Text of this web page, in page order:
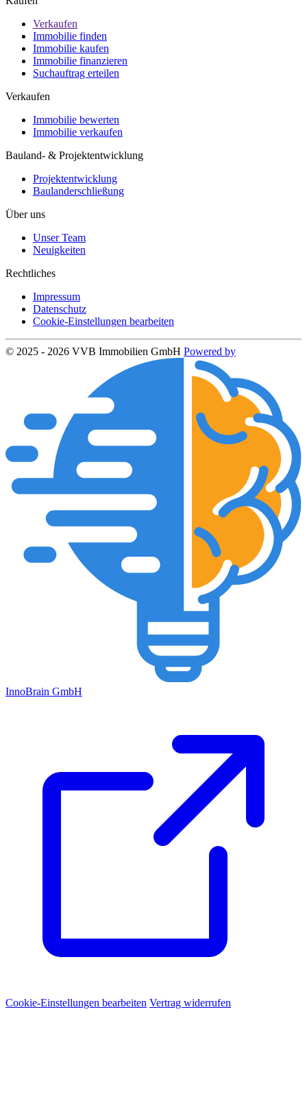
Verkaufen
Immobilie finden
Immobilie kaufen
Immobilie finanzieren
Suchauftrag erteilen
Verkaufen
Immobilie bewerten
Immobilie verkaufen
Bauland- & Projektentwicklung
Projektentwicklung
Baulanderschließung
Über uns
Unser Team
Neuigkeiten
Rechtliches
Impressum
Datenschutz
Cookie-Einstellungen bearbeiten
© 2025 - 2026 VVB Immobilien GmbH Powered by
InnoBrain GmbH
Cookie-Einstellungen bearbeiten Vertrag widerrufen